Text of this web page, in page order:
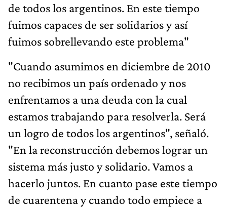
de todos los argentinos. En este tiempo
fuimos capaces de ser solidarios y así
fuimos sobrellevando este problema"
"Cuando asumimos en diciembre de 2010
no recibimos un país ordenado y nos
enfrentamos a una deuda con la cual
estamos trabajando para resolverla. Será
un logro de todos los argentinos", señaló.
"En la reconstrucción debemos lograr un
sistema más justo y solidario. Vamos a
hacerlo juntos. En cuanto pase este tiempo
de cuarentena y cuando todo empiece a